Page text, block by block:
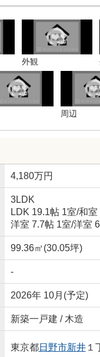
外観
周辺
4,180万円
3LDK
LDK 19.1帖 1室/和室
洋室 7.7帖 1室/洋室
99.36㎡(30.05坪)
-
2026年 10月(予定)
新築一戸建 / 木造
東京都日野市新井１